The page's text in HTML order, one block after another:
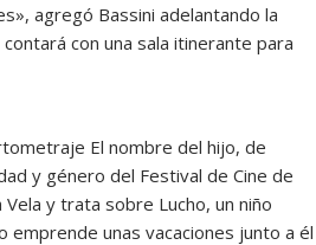
agregó Bassini adelantando la
con una sala itinerante para
El nombre del hijo, de
y género del Festival de Cine de
y trata sobre Lucho, un niño
emprende unas vacaciones junto a él